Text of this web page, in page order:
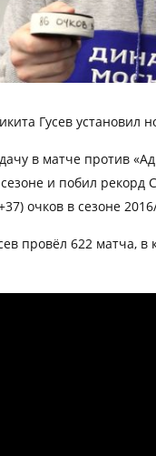
Гусев установил
в матче против
и побил рекорд
очков в сезоне
провёл 622 матча,